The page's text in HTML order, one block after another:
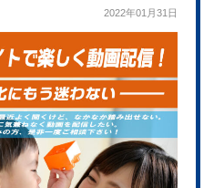
2022年01月31日